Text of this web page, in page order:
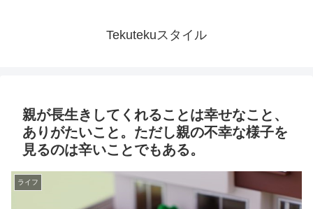
Tekutekuスタイル
親が長生きしてくれることは幸せなこと、
ありがたいこと。ただし親の不幸な様子を
見るのは辛いことでもある。
ライフ